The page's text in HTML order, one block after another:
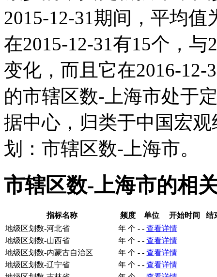
2015-12-31期间，平均
在2015-12-31有15个，
变化，而且它在2016-
的市辖区数-上海市处于
据中心，归类于中国宏
划：市辖区数-上海市。
市辖区数-上海市的相
指标名称 频度 单位 开始时间
结
地级区划数-河北省
年 个 - - 查看详情
地级区划数-山西省
年 个 - - 查看详情
地级区划数-内蒙古自治区
年 个 - - 查看详情
地级区划数-辽宁省
年 个 - - 查看详情